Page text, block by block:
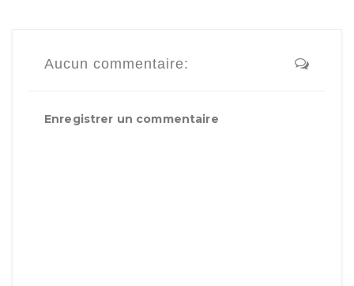
Aucun commentaire:
Enregistrer un commentaire